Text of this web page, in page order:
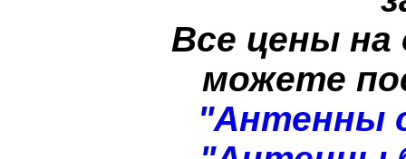
Все цены на
можете
"Антенны